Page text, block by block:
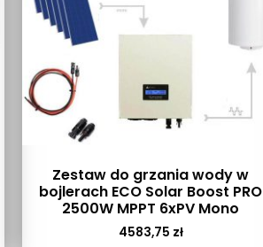
Zestaw do grzania wody w
bojlerach ECO Solar Boost PRO
2500W MPPT 6xPV Mono
4583,75 zł